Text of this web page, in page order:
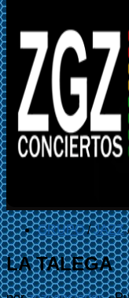
GRUPO / JAZZ
LA TALEGA